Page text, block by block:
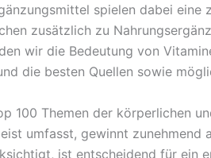
spielen dabei
zusätzlich zu
wir die Bedeutung von
die besten Quellen sowie
100 Themen der körperlichen
umfasst, gewinnt zunehmend
ist entscheidend für ein